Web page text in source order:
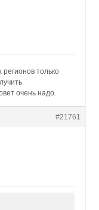
регионов только
очень надо.
#21761